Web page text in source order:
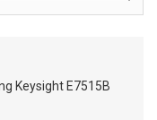
Keysight E7515B